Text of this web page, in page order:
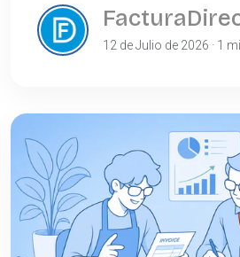
12 de Julio de 2026 · 1